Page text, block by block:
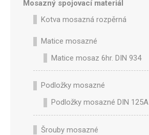
Mosazný spojovací materiál
Kotva mosazná rozpěrná
Matice mosazné
Matice mosaz 6hr. DIN 934
Podložky mosazné
Podložky mosazné DIN 125A
Šrouby mosazné